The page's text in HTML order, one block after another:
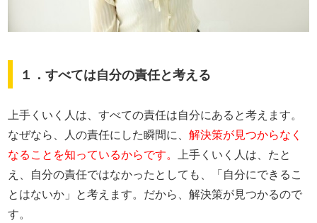
１．すべては自分の責任と考える
上手くいく人は、すべての責任は自分にあると考えます。
なぜなら、人の責任にした瞬間に、解決策が見つからなく
なることを知っているからです。
上手くいく人は、たと
え、自分の責任ではなかったとしても、「自分にできるこ
とはないか」と考えます。だから、解決策が見つかるので
す。